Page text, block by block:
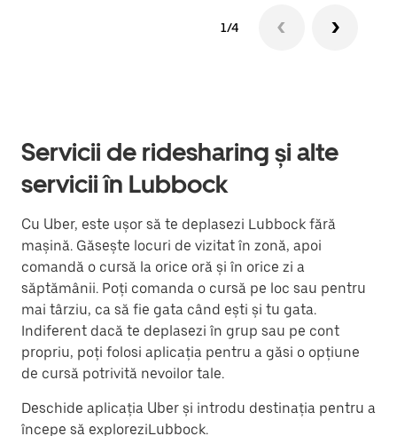
1/4
Servicii de ridesharing și alte
servicii în Lubbock
Cu Uber, este ușor să te deplasezi Lubbock fără
mașină. Găsește locuri de vizitat în zonă, apoi
comandă o cursă la orice oră și în orice zi a
săptămânii. Poți comanda o cursă pe loc sau pentru
mai târziu, ca să fie gata când ești și tu gata.
Indiferent dacă te deplasezi în grup sau pe cont
propriu, poți folosi aplicația pentru a găsi o opțiune
de cursă potrivită nevoilor tale.
Deschide aplicația Uber și introdu destinația pentru a
începe să exploreziLubbock.